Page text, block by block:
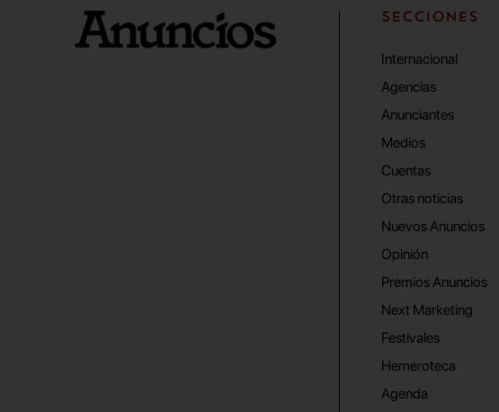
SECCIONES
Internacional
Agencias
Anunciantes
Medios
Cuentas
Otras noticias
Nuevos Anuncios
Opinión
Premios Anuncios
Next Marketing
Festivales
Hemeroteca
Agenda